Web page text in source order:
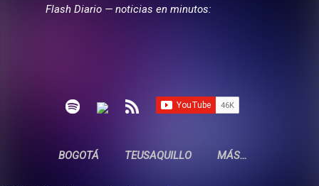
Flash Diario — noticias en minutos:
BOGOTÁ TEUSAQUILLO MÁS…